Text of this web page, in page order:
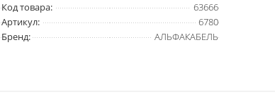
Код товара:
63666
Артикул:
6780
Бренд:
АЛЬФАКАБЕЛЬ